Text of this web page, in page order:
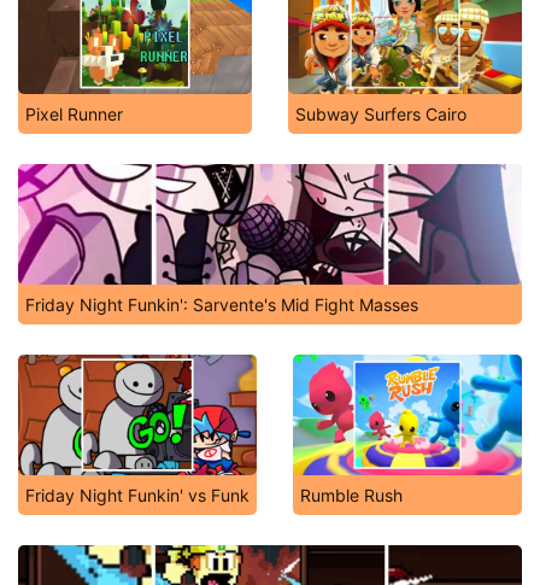
Pixel Runner Subway Surfers Cairo
Friday Night Funkin': Sarvente's Mid Fight Masses
Friday Night Funkin' vs Funk Rumble Rush